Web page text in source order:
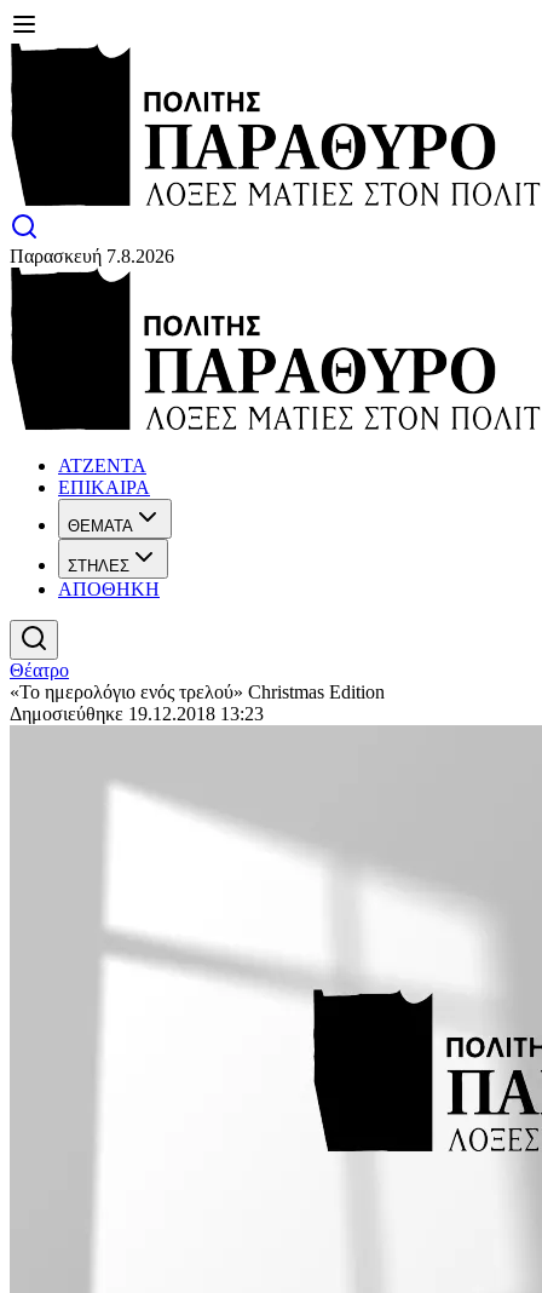
Παρασκευή 7.8.2026
ΑΤΖΕΝΤΑ
ΕΠΙΚΑΙΡΑ
ΘΕΜΑΤΑ
ΣΤΗΛΕΣ
ΑΠΟΘΗΚΗ
Θέατρο
«Το ημερολόγιο ενός τρελού» Christmas Edition
Δημοσιεύθηκε 19.12.2018 13:23